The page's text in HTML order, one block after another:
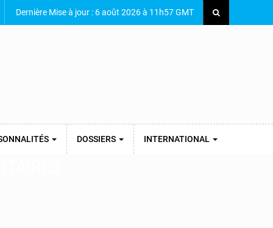
Dernière Mise à jour : 6 août 2026 à 11h57 GMT
DOSSIERS INTERNATIONAL